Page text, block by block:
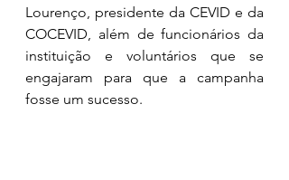
Lourenço, presidente da CEVID e da
COCEVID, além de funcionários da
instituição e voluntários que se
engajaram para que a campanha
fosse um sucesso.